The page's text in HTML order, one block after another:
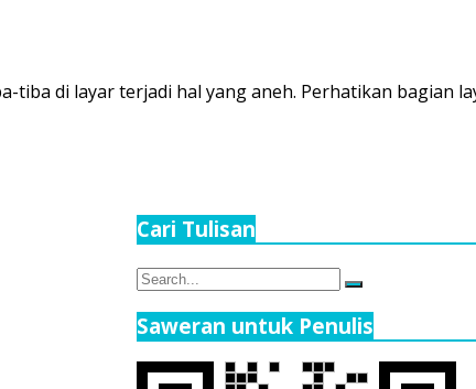
tiba di layar terjadi hal yang aneh. Perhatikan bagian
Cari Tulisan
Search
Search
Saweran untuk Penulis